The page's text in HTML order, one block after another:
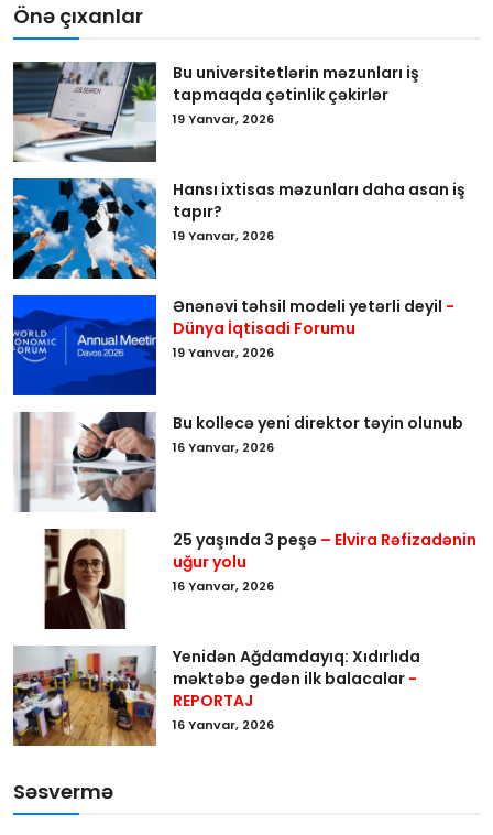
Önə çıxanlar
Bu universitetlərin məzunları iş
tapmaqda çətinlik çəkirlər
19 Yanvar, 2026
Hansı ixtisas məzunları daha asan iş
tapır?
19 Yanvar, 2026
Ənənəvi təhsil modeli yetərli deyil -
Dünya İqtisadi Forumu
19 Yanvar, 2026
Bu kollecə yeni direktor təyin olunub
16 Yanvar, 2026
25 yaşında 3 peşə – Elvira Rəfizadənin
uğur yolu
16 Yanvar, 2026
Yenidən Ağdamdayıq: Xıdırlıda
məktəbə gedən ilk balacalar -
REPORTAJ
16 Yanvar, 2026
Səsvermə